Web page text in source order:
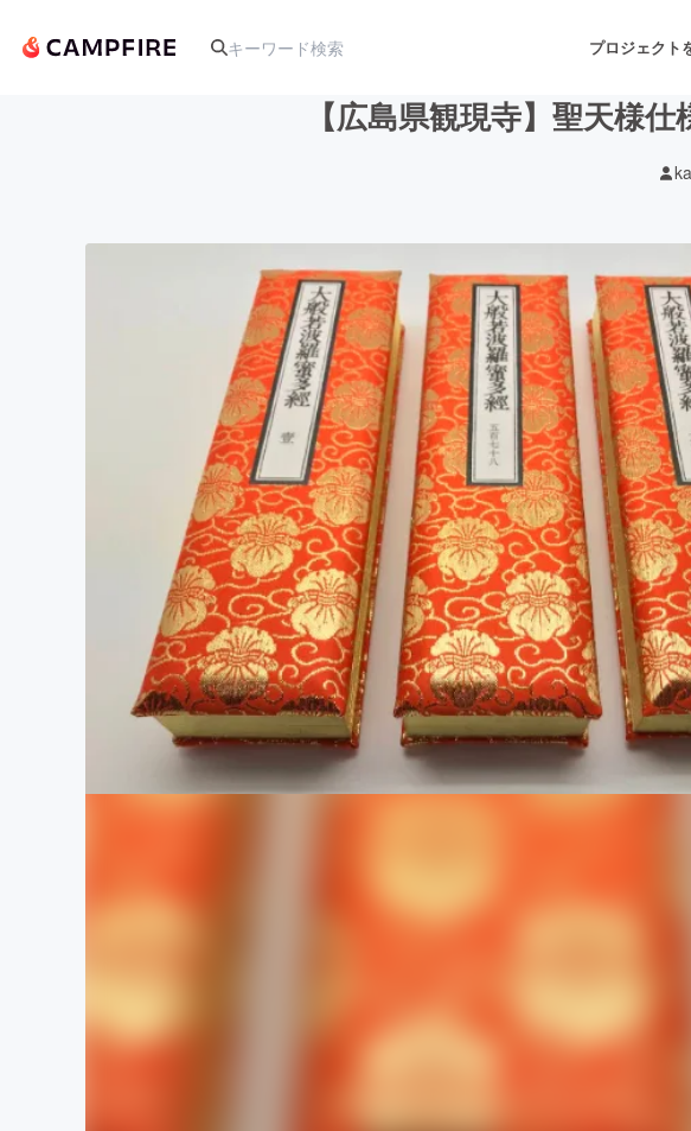
プロジェクト
アート・写真 音楽
テクノロジー・ガジェット ゲーム・サービス
映像・映画 書籍・雑誌出版
ビジネス・起業 チャレンジ
まちづくり・地域活性化
【広島県観現寺】聖天様